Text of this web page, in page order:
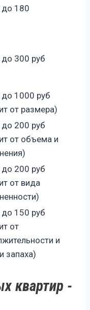
до 180
300 руб
1000 руб
от размера)
200 руб
от объема и
200 руб
от вида
150 руб
от
и
запаха)
квартир -